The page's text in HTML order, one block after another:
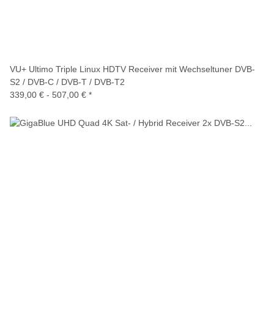
VU+ Ultimo Triple Linux HDTV Receiver mit Wechseltuner DVB-
S2 / DVB-C / DVB-T / DVB-T2
339,00 € - 507,00 € *